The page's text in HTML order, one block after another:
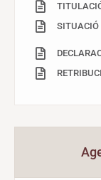
SITUACIÓ